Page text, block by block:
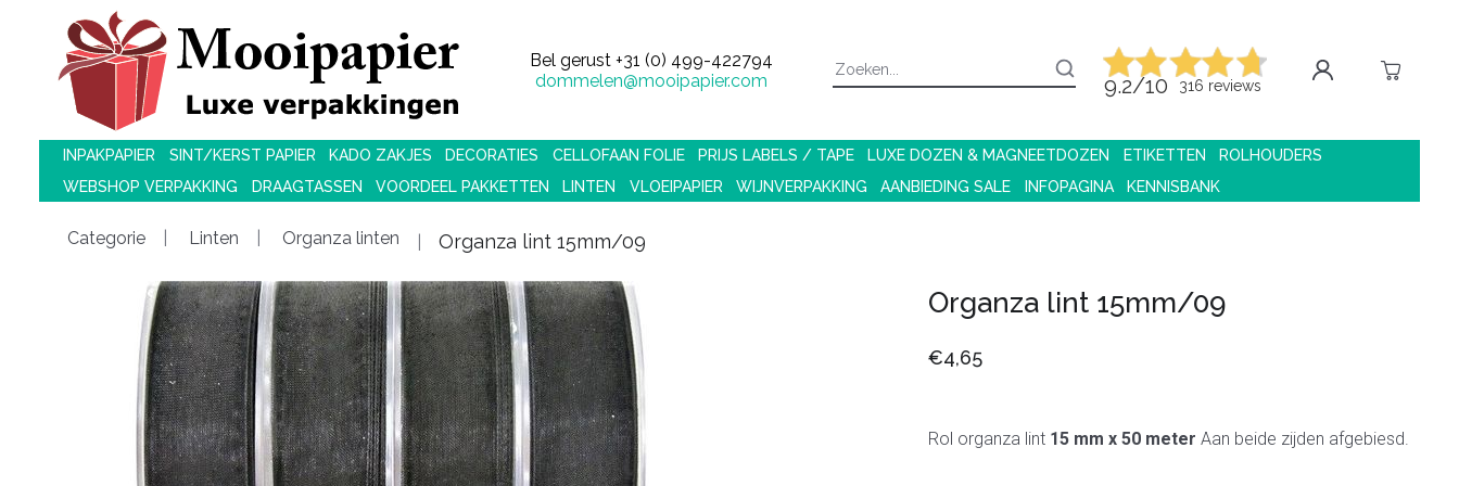
Bel gerust +31 (0) 499-422794
dommelen@mooipapier.com
9.2/10 316 reviews
INPAKPAPIER SINT/KERST PAPIER KADO ZAKJES DECORATIES CELLOFAAN FOLIE PRIJS LABELS / TAPE LUXE DOZEN & MAGNEETDOZEN ETIKETTEN
ROLHOUDERS
WEBSHOP VERPAKKING
DRAAGTASSEN VOORDEEL PAKKETTEN LINTEN VLOEIPAPIER WIJNVERPAKKING AANBIEDING SALE INFOPAGINA KENNISBANK
Categorie Linten Organza linten Organza lint 15mm/09
Organza lint 15mm/09
€4,65
Rol organza lint 15 mm x 50 meter Aan beide zijden afgebiesd.